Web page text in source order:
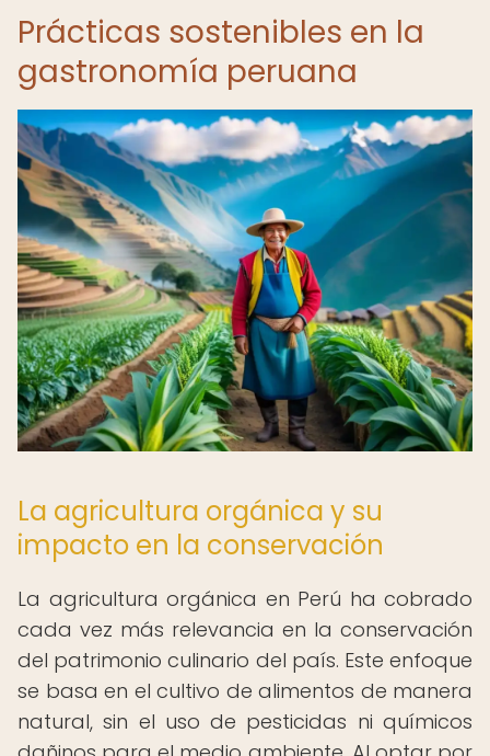
Prácticas sostenibles en la
gastronomía peruana
La agricultura orgánica y su
impacto en la conservación
La agricultura orgánica en Perú ha cobrado
cada vez más relevancia en la conservación
del patrimonio culinario del país. Este enfoque
se basa en el cultivo de alimentos de manera
natural, sin el uso de pesticidas ni químicos